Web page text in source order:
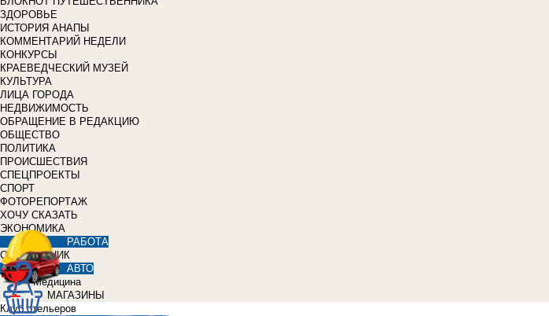
ЗДОРОВЬЕ
ИСТОРИЯ АНАПЫ
КОММЕНТАРИЙ НЕДЕЛИ
КОНКУРСЫ
КРАЕВЕДЧЕСКИЙ МУЗЕЙ
КУЛЬТУРА
ЛИЦА ГОРОДА
НЕДВИЖИМОСТЬ
ОБРАЩЕНИЕ В РЕДАКЦИЮ
ОБЩЕСТВО
ПОЛИТИКА
ПРОИСШЕСТВИЯ
СПЕЦПРОЕКТЫ
СПОРТ
ФОТОРЕПОРТАЖ
ХОЧУ СКАЗАТЬ
ЭКОНОМИКА
РАБОТА
СПРАВОЧНИК
АВТО
Медицина
МАГАЗИНЫ
Клуб отельеров